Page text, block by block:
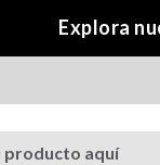
¡Descubre